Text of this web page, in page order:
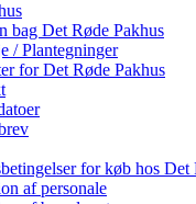
bag Det Røde Pakhus
/ Plantegninger
for Det Røde Pakhus
for køb hos Det
af personale